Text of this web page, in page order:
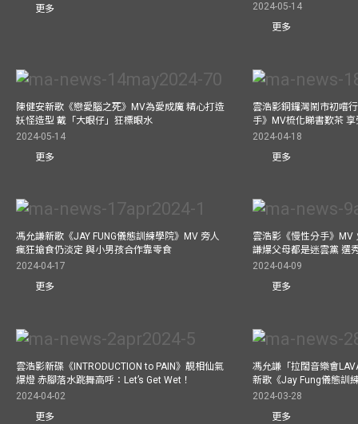
更多
2024-05-14
更多
陳健安新歌《戀愛腦之死》MV為愛成魔 精心打造
妖怪造型 戴「大眼仔」狂標眼水
2024-05-14
更多
雲浩影銅鑼灣鬧市初嚐
手》MV梳化睇書歎茶
2024-04-18
更多
馮允謙新歌《JAY FUNG儀態訓練學院》MV 旁人
瘋狂搶食仍淡定 與小男孩合作靠零食
2024-04-17
更多
雲浩影《慢性分手》MV
謙爆父母都是迷雲黨 選
2024-04-09
更多
雲浩影新碟《INTRODUCTION to PAIN》靚相仙氣
爆燈 赤腳落水跳舞高呼：Let’s Get Wet！
2024-04-02
更多
馮允謙「拉闊音樂會
新歌《Jay Fung儀態訓
2024-03-28
更多